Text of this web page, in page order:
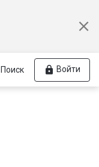
Поиск Войти